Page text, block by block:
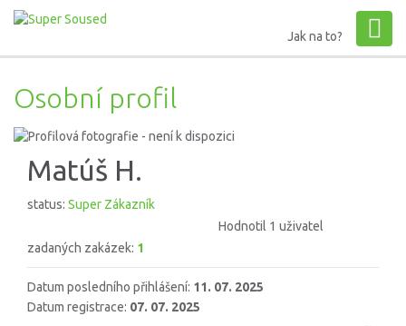
Jak na to?
Osobní profil
Matúš H.
status: Super Zákazník
Hodnotil 1 uživatel
zadaných zakázek: 1
Datum posledního přihlášení: 11. 07. 2025
Datum registrace: 07. 07. 2025